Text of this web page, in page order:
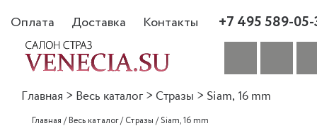
Оплата Доставка Контакты +7 495 589-
Главная > Весь каталог > Стразы > Siam, 16 mm
Главная /Весь каталог/Стразы /Siam, 16 mm